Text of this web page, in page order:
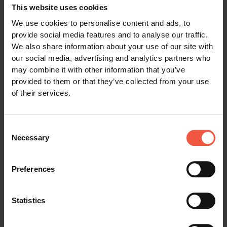
This website uses cookies
We use cookies to personalise content and ads, to
provide social media features and to analyse our traffic.
We also share information about your use of our site with
our social media, advertising and analytics partners who
may combine it with other information that you’ve
provided to them or that they’ve collected from your use
of their services.
Selection
Necessary
Preferences
Statistics
AB EUR 640
2027 Angebot
4+ TAGE
Bergen- und Flåmbahn
2027 Angebot
Südküste Islands
SOMMER
Besuchen Sie Südisland und